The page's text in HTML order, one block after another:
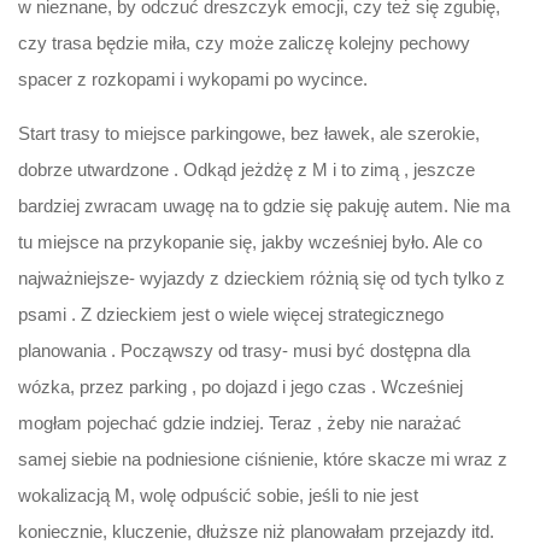
w nieznane, by odczuć dreszczyk emocji, czy też się zgubię,
czy trasa będzie miła, czy może zaliczę kolejny pechowy
spacer z rozkopami i wykopami po wycince.
Start trasy to miejsce parkingowe, bez ławek, ale szerokie,
dobrze utwardzone . Odkąd jeżdżę z M i to zimą , jeszcze
bardziej zwracam uwagę na to gdzie się pakuję autem. Nie ma
tu miejsce na przykopanie się, jakby wcześniej było. Ale co
najważniejsze- wyjazdy z dzieckiem różnią się od tych tylko z
psami . Z dzieckiem jest o wiele więcej strategicznego
planowania . Począwszy od trasy- musi być dostępna dla
wózka, przez parking , po dojazd i jego czas . Wcześniej
mogłam pojechać gdzie indziej. Teraz , żeby nie narażać
samej siebie na podniesione ciśnienie, które skacze mi wraz z
wokalizacją M, wolę odpuścić sobie, jeśli to nie jest
koniecznie, kluczenie, dłuższe niż planowałam przejazdy itd.